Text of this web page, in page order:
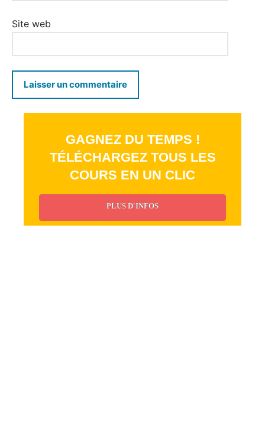
Site web
GAGNEZ DU TEMPS !
TÉLÉCHARGEZ TOUS LES
COURS EN UN CLIC
PLUS D'INFOS